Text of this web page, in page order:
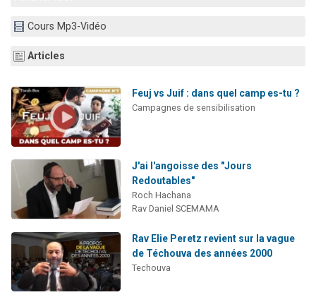
2 personnes viennent de nous rejoindre sur WhatsApp
Cours Mp3-Vidéo
Articles
Feuj vs Juif : dans quel camp es-tu ?
Campagnes de sensibilisation
J'ai l'angoisse des "Jours
Redoutables"
Roch Hachana
Rav Daniel SCEMAMA
Rav Elie Peretz revient sur la vague
de Téchouva des années 2000
Techouva